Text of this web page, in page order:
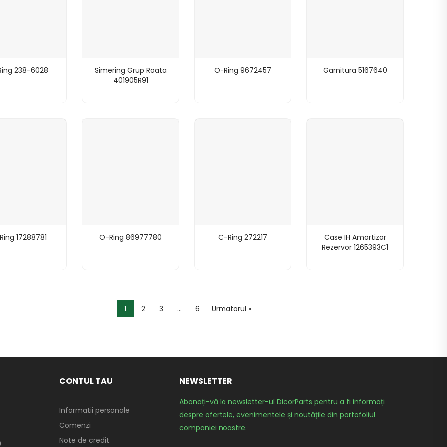
238-6028
Simering Grup Roata
401905R91
O-Ring 9672457 Garnitura 5167640
17288781 O-Ring 86977780 O-Ring 272217
Case IH Amortizor
Rezervor 1265393C1
1 2 3 … 6 Urmatorul »
CONTUL TAU
Informatii personale
Comenzi
Note de credit
NEWSLETTER
Abonați-vă la newsletter-ul DicorParts pentru a fi informați
despre ofertele, evenimentele și noutățile din portofoliul
companiei noastre.